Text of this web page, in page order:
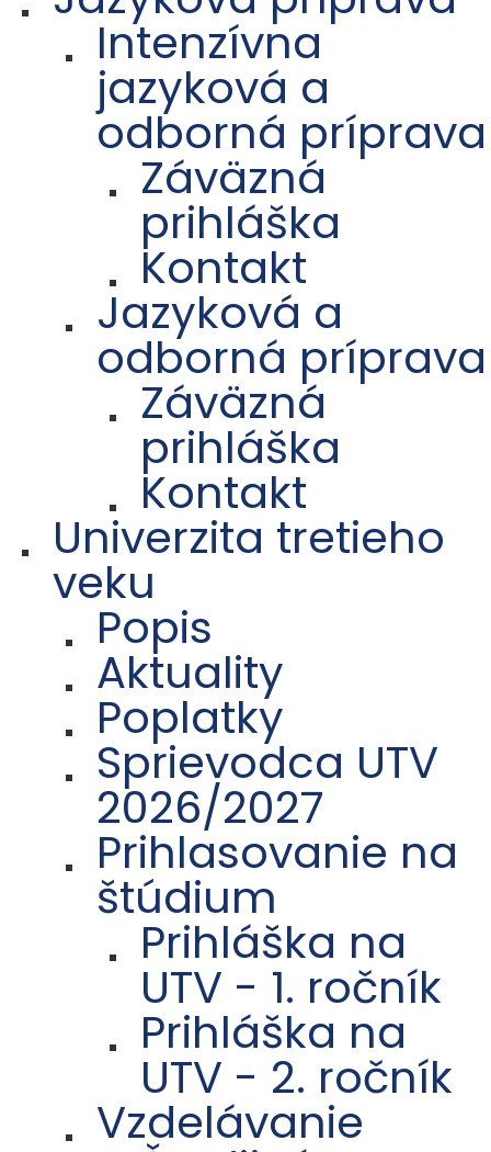
Intenzívna
jazyková a
odborná príprava
Záväzná
prihláška
Kontakt
Jazyková a
odborná príprava
Záväzná
prihláška
Kontakt
Univerzita tretieho
veku
Popis
Aktuality
Poplatky
Sprievodca UTV
2026/2027
Prihlasovanie na
štúdium
Prihláška na
UTV - 1. ročník
Prihláška na
UTV - 2. ročník
Vzdelávanie